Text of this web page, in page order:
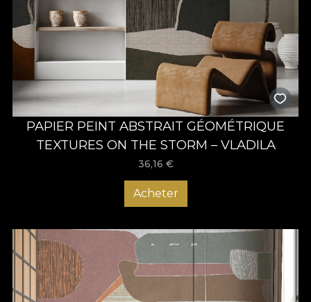
PAPIER PEINT ABSTRAIT GÉOMÉTRIQUE
TEXTURES ON THE STORM – VLADILA
36,16 €
Acheter